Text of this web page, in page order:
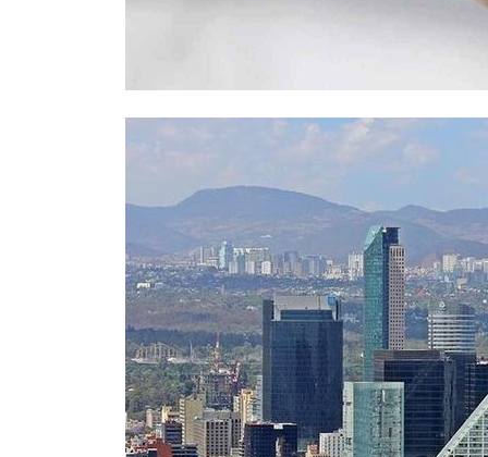
Правоохранители назвали